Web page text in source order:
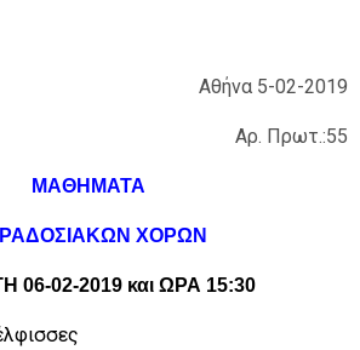
Αθήνα 5-02-2019
Αρ. Πρωτ.:55
ΜΑΘΗΜΑΤΑ
ΧΟΡΩΝ
06-02-2019 και ΩΡΑ 15:30